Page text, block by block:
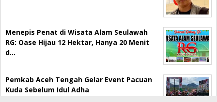
Menepis Penat di Wisata Alam Seulawah
RG: Oase Hijau 12 Hektar, Hanya 20 Menit
d…
Pemkab Aceh Tengah Gelar Event Pacuan
Kuda Sebelum Idul Adha